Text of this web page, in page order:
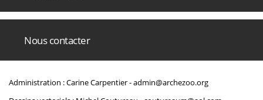
Nous contacter
Administration : Carine Carpentier -admin@archezoo.org